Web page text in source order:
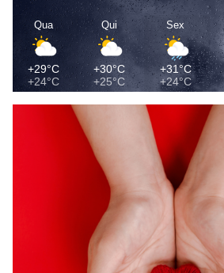
Qua
+29°C
+24°C
Qui
+30°C
+25°C
Sex
+31°C
+24°C